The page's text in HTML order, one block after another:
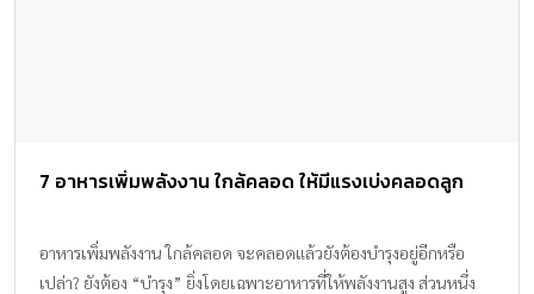
7 อาหารเพิ่มพลังงาน ใกล้คลอด ให้มีแรงเบ่งคลอดลูก
อาหารเพิ่มพลังงาน ใกล้คลอด จะคลอดแล้วยังต้องบำรุงอยู่อีกหรือ
เปล่า? ยังต้อง “บำรุง” ยิ่งโดยเฉพาะอาหารที่ให้พลังงานสูง ส่วนหนึ่ง